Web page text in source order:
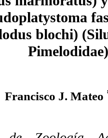
blochi)
Pimelodidae)
Francisco J. Mateo